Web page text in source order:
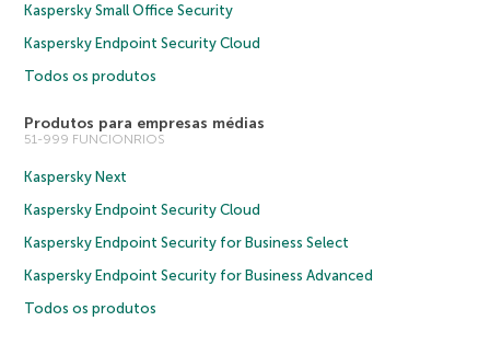
Kaspersky Small Office Security
Kaspersky Endpoint Security Cloud
Todos os produtos
Produtos para empresas médias
51-999 FUNCIONRIOS
Kaspersky Next
Kaspersky Endpoint Security Cloud
Kaspersky Endpoint Security for Business Select
Kaspersky Endpoint Security for Business Advanced
Todos os produtos